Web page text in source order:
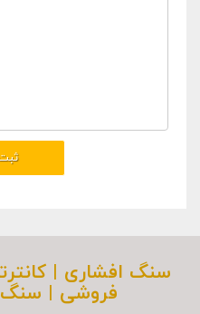
سنگ افشاری |
فروشی | سنگ